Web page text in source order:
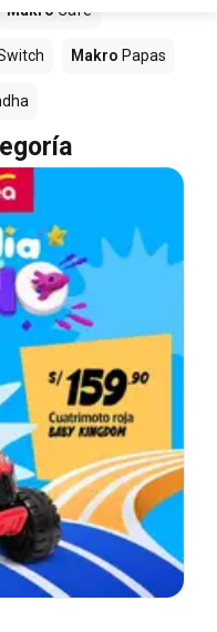
Makro Café
Makro Papas